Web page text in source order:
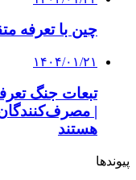
چین با تعرفه متقابل ۱۲۵ درصدی به
۱۴۰۴/۰۱/۲۱
تبعات جنگ
| مصرف‌کنندگان
هستند
پیوندها